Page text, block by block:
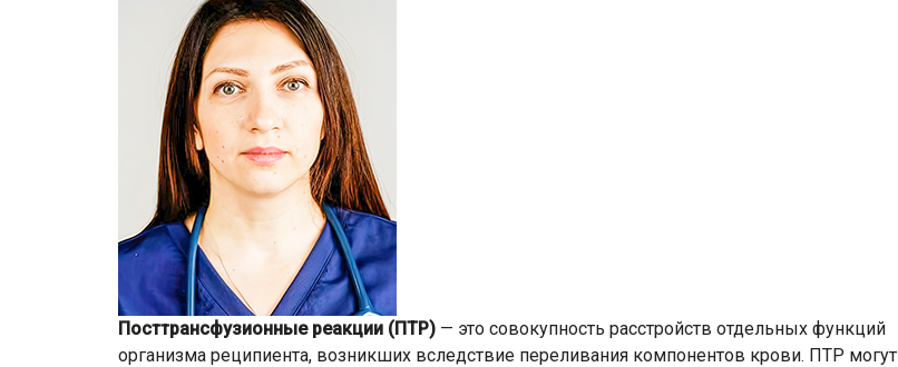
Посттрансфузионные реакции (ПТР) — это совокупность расстройств отдельных функций
организма реципиента, возникших вследствие переливания компонентов крови. ПТР могут